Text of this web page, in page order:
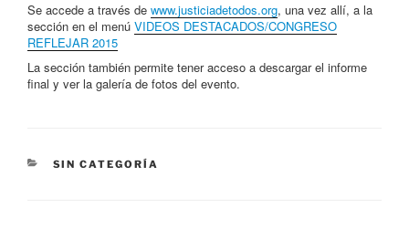
Se accede a través de www.justiciadetodos.org, una vez allí, a la
sección en el menú VIDEOS DESTACADOS/CONGRESO
REFLEJAR 2015
La sección también permite tener acceso a descargar el informe
final y ver la galería de fotos del evento.
CATEGORÍAS
SIN CATEGORÍA